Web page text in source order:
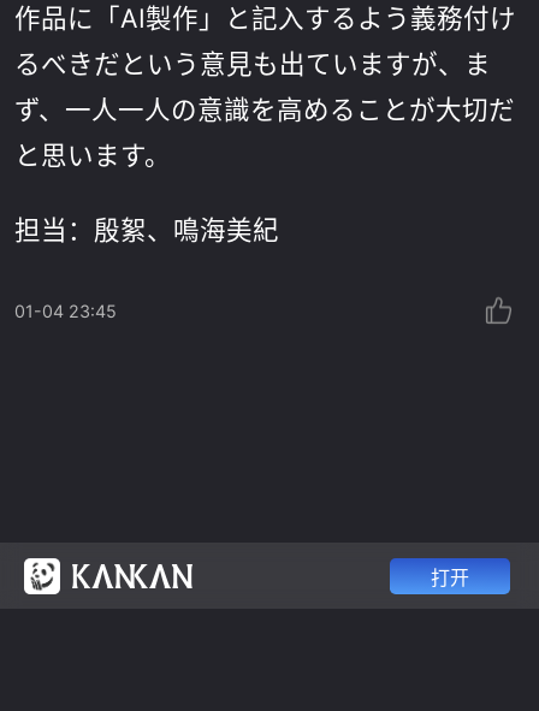
作品に「AI製作」と記入するよう義務付け
るべきだという意見も出ていますが、ま
ず、一人一人の意識を高めることが大切だ
と思います。
担当：殷絮、鳴海美紀
01-04 23:45
打开